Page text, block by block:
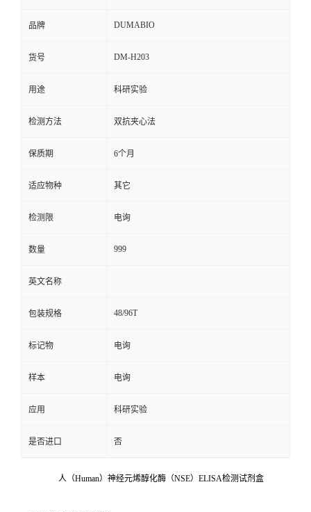
线
留
言
品牌 DUMABIO
货号 DM-H203
用途 科研实验
检测方法 双抗夹心法
保质期 6个月
适应物种 其它
检测限 电询
数量 999
英文名称
包装规格 48/96T
标记物 电询
样本 电询
应用 科研实验
是否进口 否
人（Human）神经元烯醇化酶（NSE）ELISA检测试剂盒